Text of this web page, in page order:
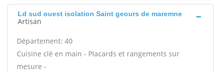
Ld sud ouest isolation Saint geours de maremne
Artisan
Département: 40
Cuisine clé en main - Placards et rangements sur
mesure -